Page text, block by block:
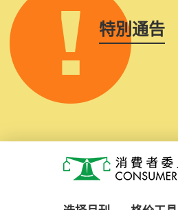
特別通告
消费者委员会